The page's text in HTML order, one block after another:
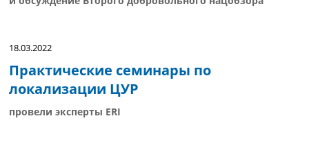
18.03.2022
Практические семинары по
локализации ЦУР
провели эксперты ERI